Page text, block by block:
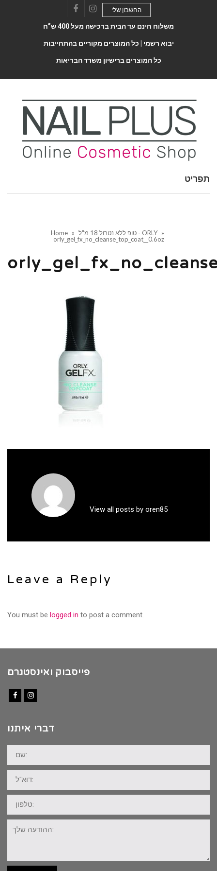
FacebookInstagram
החשבון שלי
משלוח חינם עד הבית ברכישה מעל 400 ש”ח
יבוא רשמי | כל המוצרים מקוריים בהתחייבות
כל המוצרים ברישיון משרד הבריאות
Toggle
תפריט
Home » טופ ללא נטרול 18 מ"ל - ORLY »
orly_gel_fx_no_cleanse_top_coat__0.6oz
View all posts by oren85
Leave a Reply
You must be logged in to post a comment.
פייסבוק ואינסטגרם
דברי איתנו
שם:
דוא"ל:
טלפון:
ההודעה
שלך: